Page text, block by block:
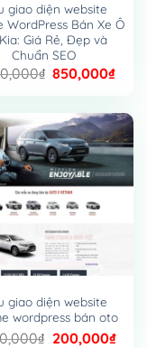
giao diện website
WordPress Bán Xe Ô
Giá Rẻ, Đẹp và
Chuẩn SEO
₫ Giá
2,800,000₫.
850,000₫Giá
là:
giao diện website
wordpress bán oto
₫ Giá
200,000₫Giá